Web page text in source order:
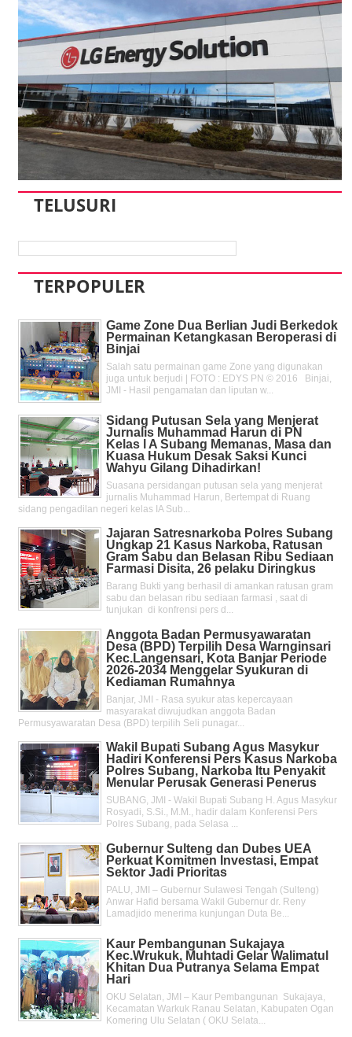
TELUSURI
TERPOPULER
Game Zone Dua Berlian Judi Berkedok
Permainan Ketangkasan Beroperasi di
Binjai
Salah satu permainan game Zone yang digunakan
juga untuk berjudi | FOTO : EDYS PN © 2016 Binjai,
JMI - Hasil pengamatan dan liputan w...
Sidang Putusan Sela yang Menjerat
Jurnalis Muhammad Harun di PN
Kelas l A Subang Memanas, Masa dan
Kuasa Hukum Desak Saksi Kunci
Wahyu Gilang Dihadirkan!
Suasana persidangan putusan sela yang menjerat
jurnalis Muhammad Harun, Bertempat di Ruang
sidang pengadilan negeri kelas IA Sub...
Jajaran Satresnarkoba Polres Subang
Ungkap 21 Kasus Narkoba, Ratusan
Gram Sabu dan Belasan Ribu Sediaan
Farmasi Disita, 26 pelaku Diringkus
Barang Bukti yang berhasil di amankan ratusan gram
sabu dan belasan ribu sediaan farmasi , saat di
tunjukan di konfrensi pers d...
Anggota Badan Permusyawaratan
Desa (BPD) Terpilih Desa Warnginsari
Kec.Langensari, Kota Banjar Periode
2026-2034 Menggelar Syukuran di
Kediaman Rumahnya
Banjar, JMI - Rasa syukur atas kepercayaan
masyarakat diwujudkan anggota Badan
Permusyawaratan Desa (BPD) terpilih Seli punagar...
Wakil Bupati Subang Agus Masykur
Hadiri Konferensi Pers Kasus Narkoba
Polres Subang, Narkoba Itu Penyakit
Menular Perusak Generasi Penerus
SUBANG, JMI - Wakil Bupati Subang H. Agus Masykur
Rosyadi, S.Si., M.M., hadir dalam Konferensi Pers
Polres Subang, pada Selasa ...
Gubernur Sulteng dan Dubes UEA
Perkuat Komitmen Investasi, Empat
Sektor Jadi Prioritas
PALU, JMI – Gubernur Sulawesi Tengah (Sulteng)
Anwar Hafid bersama Wakil Gubernur dr. Reny
Lamadjido menerima kunjungan Duta Be...
Kaur Pembangunan Sukajaya
Kec.Wrukuk, Muhtadi Gelar Walimatul
Khitan Dua Putranya Selama Empat
Hari
OKU Selatan, JMI – Kaur Pembangunan Sukajaya,
Kecamatan Warkuk Ranau Selatan, Kabupaten Ogan
Komering Ulu Selatan ( OKU Selata...